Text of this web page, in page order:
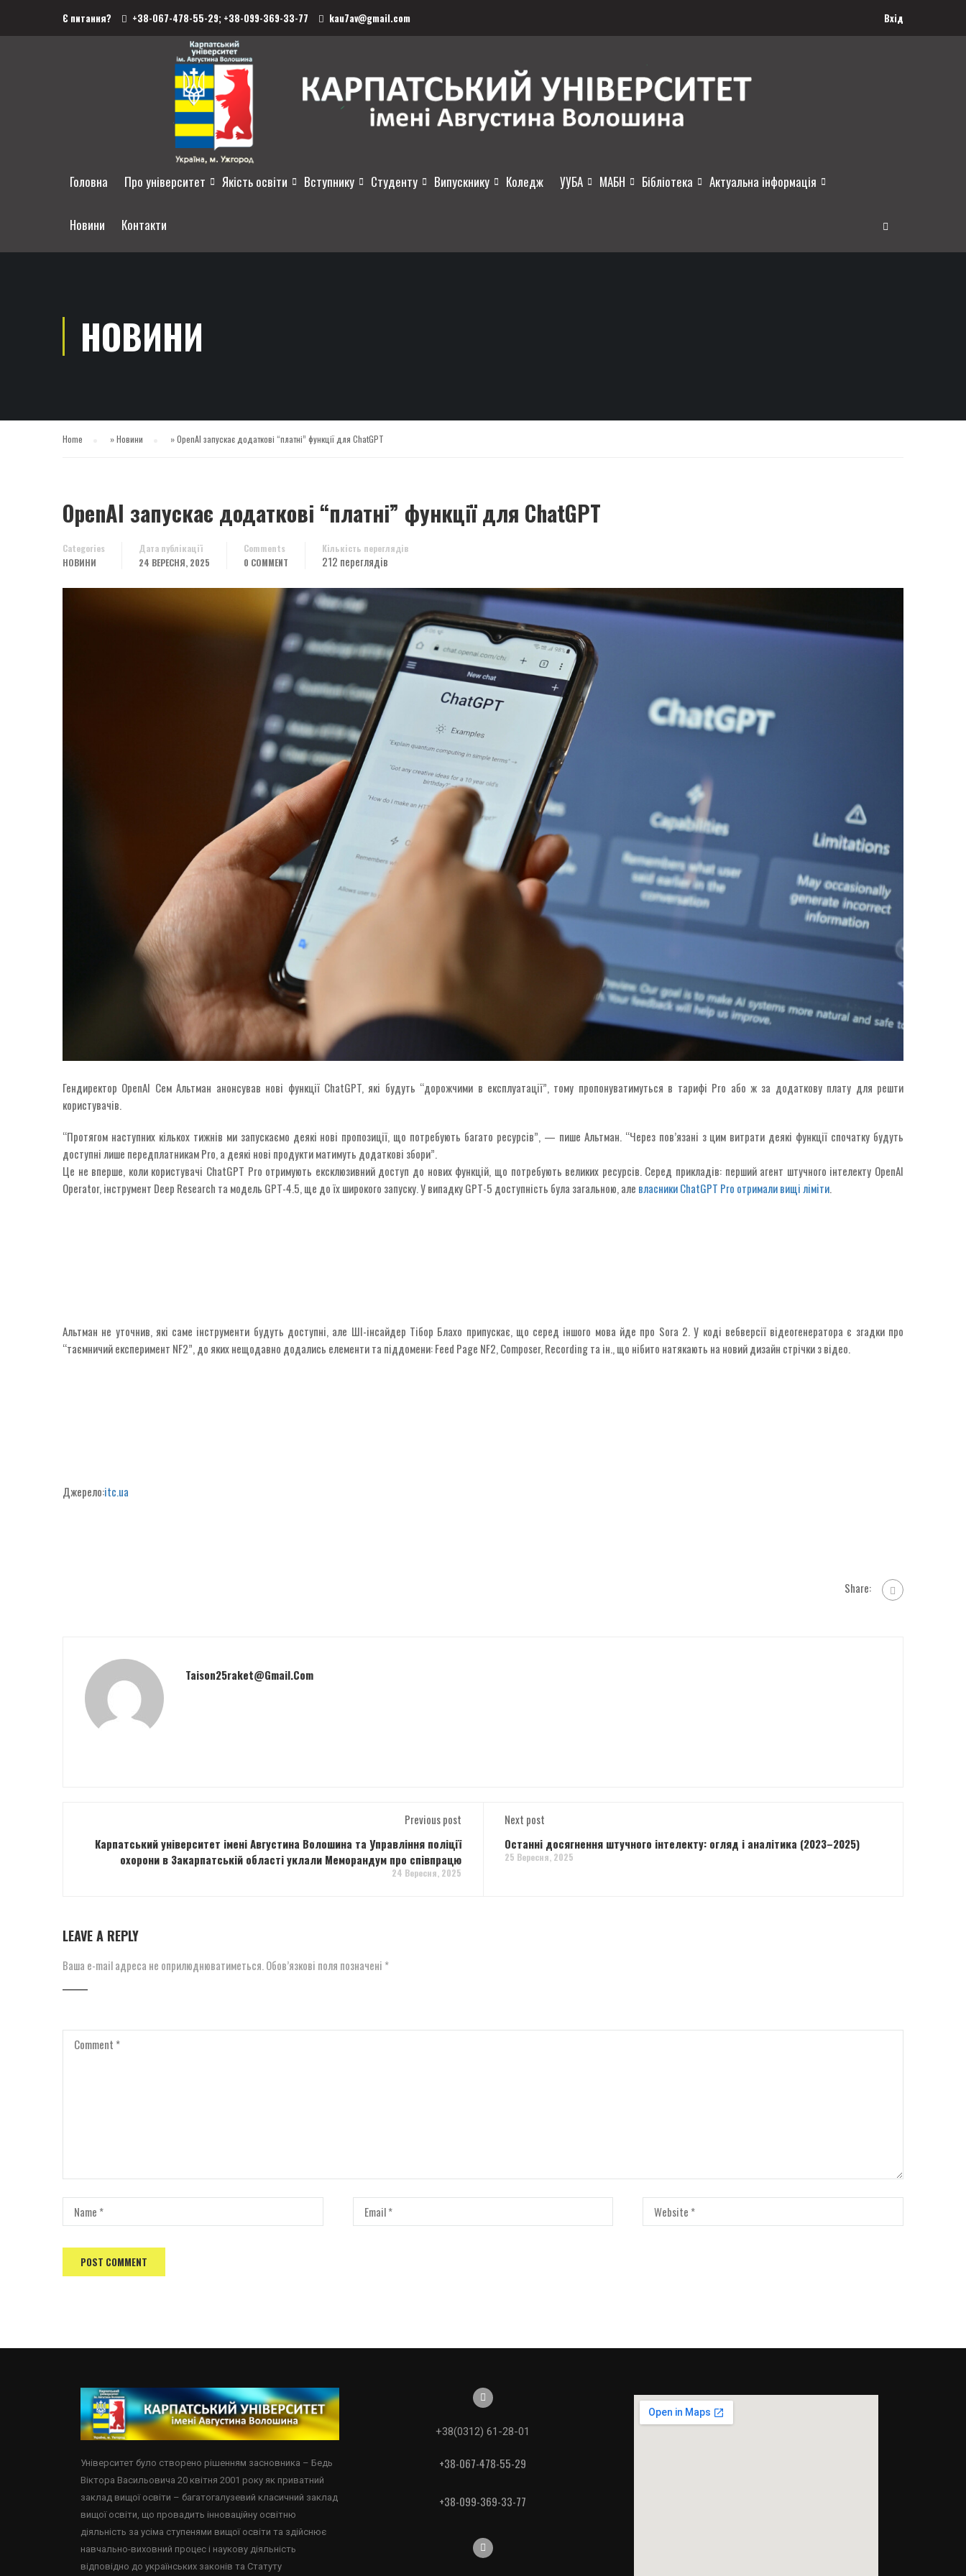
Є питання? +38-067-478-55-29; +38-099-369-33-77 kau7av@gmail.com Вхід
Головна Про університет Якість освіти Вступнику Студенту Випускнику Коледж УУБА МАБН Бібліотека Актуальна інформація
Новини Контакти
НОВИНИ
Home »Новини »OpenAI запускає додаткові “платні” функції для ChatGPT
OpenAI запускає додаткові “платні” функції для ChatGPT
Categories
НОВИНИ
Дата публікації
24 ВЕРЕСНЯ, 2025
Comments
0 COMMENT
Кількість переглядів
212 переглядів
Гендиректор OpenAI Сем Альтман анонсував нові функції ChatGPT, які будуть “дорожчими в експлуатації”, тому пропонуватимуться в тарифі Pro або ж за додаткову плату для решти
користувачів.
“Протягом наступних кількох тижнів ми запускаємо деякі нові пропозиції, що потребують багато ресурсів”, — пише Альтман. “Через пов’язані з цим витрати деякі функції спочатку будуть
доступні лише передплатникам Pro, а деякі нові продукти матимуть додаткові збори”.
Це не вперше, коли користувачі ChatGPT Pro отримують ексклюзивний доступ до нових функцій, що потребують великих ресурсів. Серед прикладів: перший агент штучного інтелекту OpenAI
Operator, інструмент Deep Research та модель GPT-4.5, ще до їх широкого запуску. У випадку GPT-5 доступність була загальною, але власники ChatGPT Pro отримали вищі ліміти.
Альтман не уточнив, які саме інструменти будуть доступні, але ШІ-інсайдер Тібор Блахо припускає, що серед іншого мова йде про Sora 2. У коді вебверсії відеогенератора є згадки про
“таємничий експеримент NF2”, до яких нещодавно додались елементи та піддомени: Feed Page NF2, Composer, Recording та ін., що нібито натякають на новий дизайн стрічки з відео.
Джерело:itc.ua
Share:
Taison25raket@gmail.com
Previous post
Карпатський університет імені Августина Волошина та Управління поліції
охорони в Закарпатській області уклали Меморандум про співпрацю
24 Вересня, 2025
Next post
Останні досягнення штучного інтелекту: огляд і аналітика (2023–2025)
25 Вересня, 2025
LEAVE A REPLY
Ваша e-mail адреса не оприлюднюватиметься. Обов’язкові поля позначені *
Університет було створено рішенням засновника – Бедь
Віктора Васильовича 20 квітня 2001 року як приватний
заклад вищої освіти – багатогалузевий класичний заклад
вищої освіти, що провадить інноваційну освітню
діяльність за усіма ступенями вищої освіти та здійснює
навчально-виховний процес і наукову діяльність
відповідно до українських законів та Статуту
+38(0312) 61-28-01
+38-067-478-55-29
+38-099-369-33-77